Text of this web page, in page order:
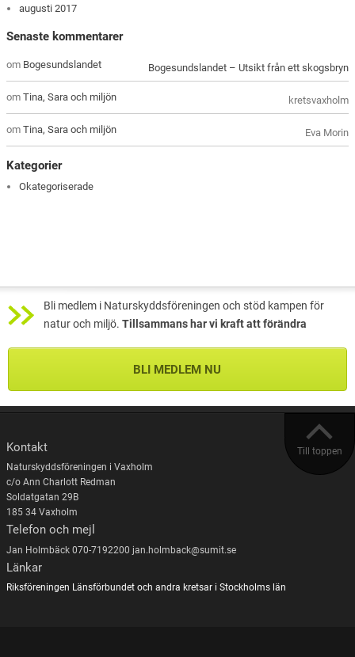
augusti 2017
Senaste kommentarer
Bogesundslandet – Utsikt från ett skogsbryn
om Bogesundslandet
kretsvaxholm
omTina, Sara och miljön
Eva Morin
omTina, Sara och miljön
Kategorier
Okategoriserade
Bli medlem i Naturskyddsföreningen och stöd kampen för
natur och miljö. Tillsammans har vi kraft att förändra
BLI MEDLEM NU
Till toppen
Kontakt
Naturskyddsföreningen i Vaxholm
c/o Ann Charlott Redman
Soldatgatan 29B
185 34 Vaxholm
Telefon och mejl
Jan Holmbäck 070-7192200 jan.holmback@sumit.se
Länkar
Riksföreningen Länsförbundet och andra kretsar i Stockholms län